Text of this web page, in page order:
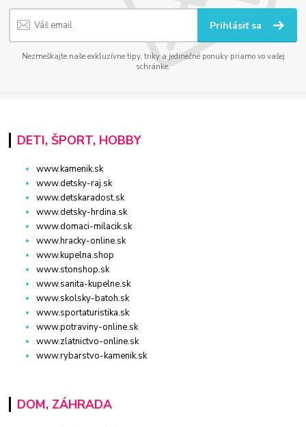
Prihlásiť sa
Nezmeškajte naše exkluzívne tipy, triky a jedinečné ponuky priamo vo vašej
schránke.
DETI, ŠPORT, HOBBY
www.kamenik.sk
www.detsky-raj.sk
www.detskaradost.sk
www.detsky-hrdina.sk
www.domaci-milacik.sk
www.hracky-online.sk
www.kupelna.shop
www.stonshop.sk
www.sanita-kupelne.sk
www.skolsky-batoh.sk
www.sportaturistika.sk
www.potraviny-online.sk
www.zlatnictvo-online.sk
www.rybarstvo-kamenik.sk
DOM, ZÁHRADA